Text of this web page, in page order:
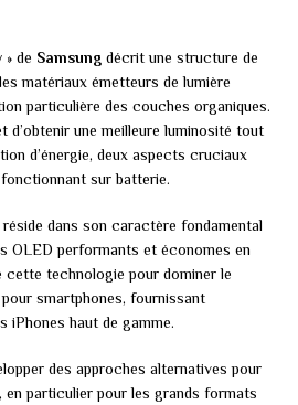
» de Samsung décrit une structure de
matériaux émetteurs de lumière
particulière des couches organiques.
une meilleure luminosité tout
d’énergie, deux aspects cruciaux
sur batterie.
dans son caractère fondamental
OLED performants et économes en
cette technologie pour dominer le
smartphones, fournissant
iPhones haut de gamme.
des approches alternatives pour
en particulier pour les grands formats